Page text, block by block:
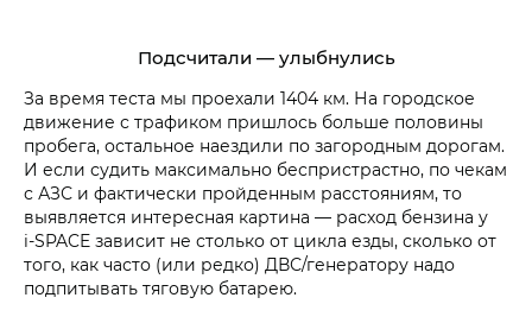
Подсчитали — улыбнулись
За время теста мы проехали 1404 км. На городское
движение с трафиком пришлось больше половины
пробега, остальное наездили по загородным дорогам.
И если судить максимально беспристрастно, по чекам
с АЗС и фактически пройденным расстояниям, то
выявляется интересная картина — расход бензина у
i‑SPACE зависит не столько от цикла езды, сколько от
того, как часто (или редко) ДВС/генератору надо
подпитывать тяговую батарею.